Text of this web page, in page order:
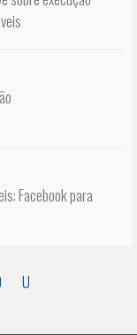
Facebook para
U